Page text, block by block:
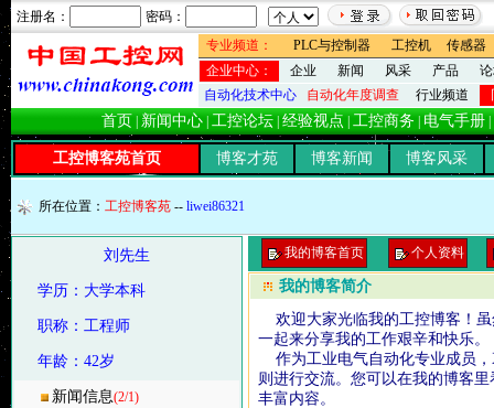
注册名：
密码：
专业频道：
PLC与控制器 工控机
传感器
企业中心：
企业 新闻 风采 产品
自动化技术中心
自动化年度调查 行业频道
首页 新闻中心 工控论坛 经验视点 工控商务 电气手册
工控博客苑首页 博客才苑 博客新闻 博客风采
所在位置： 工控博客苑 -- liwei86321
刘先生
学历：大学本科
职称：工程师
年龄：42岁
新闻信息(2/1)
我的博客首页 个人资料
我的博客简介
欢迎大家光临我的工控博客！虽
一起来分享我的工作艰辛和快乐。
作为工业电气自动化专业成员，
则进行交流。您可以在我的博客
丰富内容。